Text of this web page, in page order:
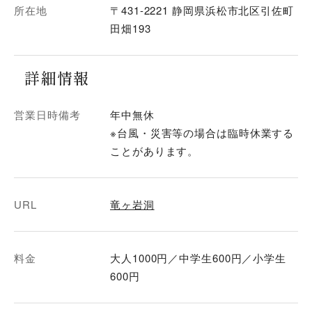
所在地
〒431-2221 静岡県浜松市北区引佐町
田畑193
詳細情報
営業日時備考
年中無休
※台風・災害等の場合は臨時休業する
ことがあります。
URL 竜ヶ岩洞
料金
大人1000円／中学生600円／小学生
600円